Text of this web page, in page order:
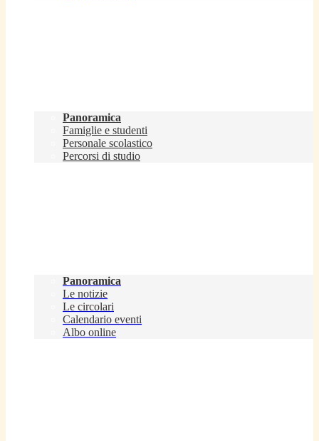
Panoramica
Famiglie e studenti
Personale scolastico
Percorsi di studio
Panoramica
Le notizie
Le circolari
Calendario eventi
Albo online